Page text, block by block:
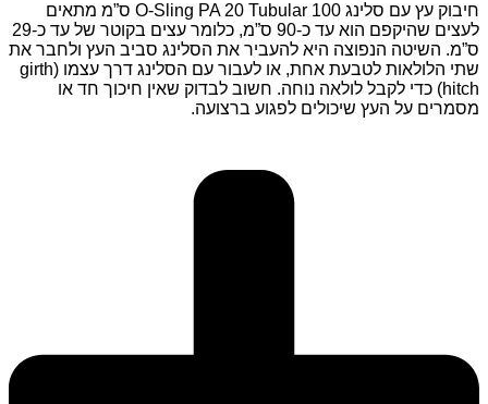
חיבוק עץ עם סלינג
O-Sling PA 20 Tubular 100 ס”מ מתאים
לעצים שהיקפם הוא עד כ-90 ס”מ, כלומר עצים בקוטר של עד כ-29
ס”מ. השיטה הנפוצה היא להעביר את הסלינג סביב העץ ולחבר את
שתי הלולאות לטבעת אחת, או לעבור עם הסלינג דרך עצמו
(girth
hitch)
כדי לקבל לולאה נוחה. חשוב לבדוק שאין חיכוך חד או
מסמרים על העץ שיכולים לפגוע ברצועה.